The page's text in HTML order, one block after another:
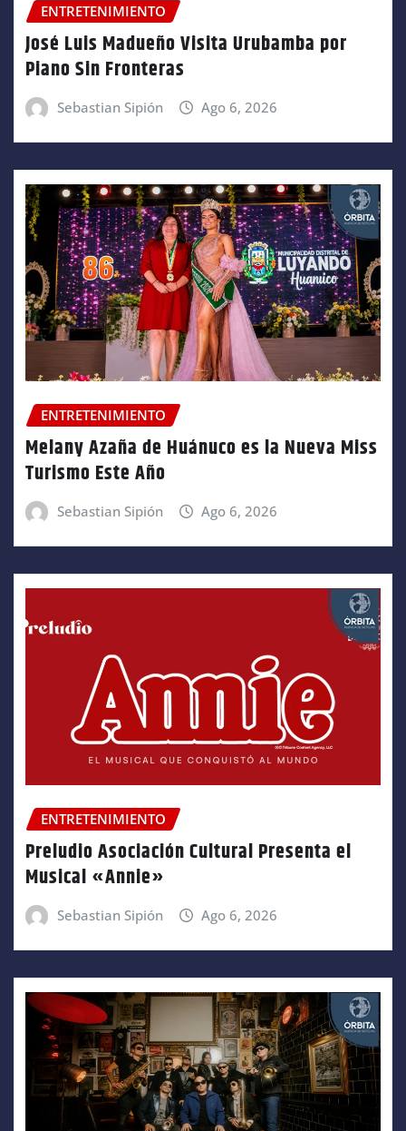
ENTRETENIMIENTO
José Luis Madueño Visita Urubamba por
Piano Sin Fronteras
Sebastian Sipión Ago 6, 2026
ENTRETENIMIENTO
Melany Azaña de Huánuco es la Nueva Miss
Turismo Este Año
Sebastian Sipión Ago 6, 2026
ENTRETENIMIENTO
Preludio Asociación Cultural Presenta el
Musical «Annie»
Sebastian Sipión Ago 6, 2026